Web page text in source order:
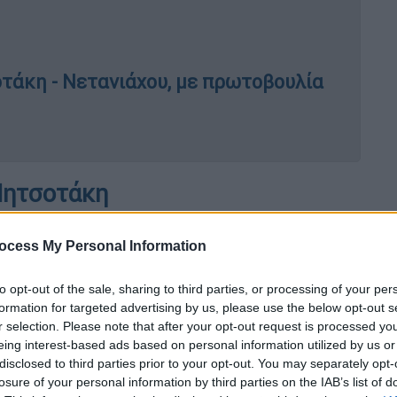
My Personal Information
opt-out of the sale, sharing to third parties, or processing of your
for targeted advertising by us, please use the below opt-out
selection. Please note that after your opt-out request is processed
interest-based ads based on personal information utilized by us
to third parties prior to your opt-out. You may separately
of your personal information by third parties on the IAB’s list of
- Νετανιάχου, με πρωτοβουλία
Μία ακόμη κρίση σε ένα ήδη βεβαρημένο
περαιτέρω κλιμάκωσης
για την ασφάλεια και τη
και σε παγκόσμιο επίπεδο. Οι
έντονη ανησυχία. Από την πρώτη
στο πλευρό των Ελλήνων πολιτών που
κάθε δυνατή συνδρομή.